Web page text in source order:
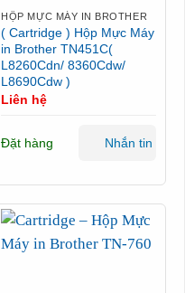
HỘP MỰC MÁY IN BROTHER
( Cartridge ) Hộp Mực Máy
in Brother TN451C(
L8260Cdn/ 8360Cdw/
L8690Cdw )
Liên hệ
Đặt hàng Nhắn tin